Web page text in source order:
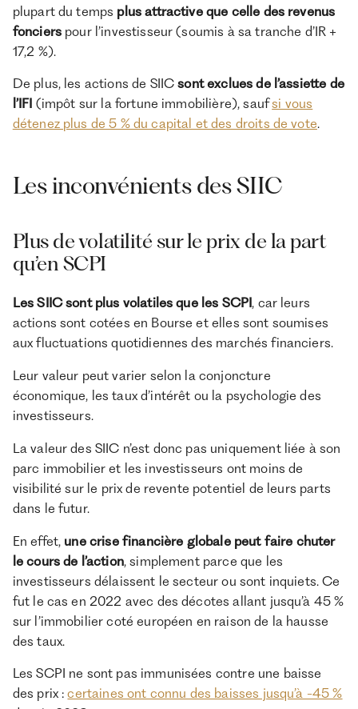
plupart du temps plus attractive que celle des revenus
fonciers pour l’investisseur (soumis à sa tranche d’IR +
17,2 %).
De plus, les actions de SIICsont exclues de l’assiette de
l’IFI (impôt sur la fortune immobilière), saufsi vous
détenez plus de 5 % du capital et des droits de vote.
Les inconvénients des SIIC
Plus de volatilité sur le prix de la part
qu’en SCPI
Les SIIC sont plus volatiles que les SCPI, car leurs
actions sont cotées en Bourse et elles sont soumises
aux fluctuations quotidiennes des marchés financiers.
Leur valeur peut varier selon la conjoncture
économique, les taux d’intérêt ou la psychologie des
investisseurs.
La valeur des SIIC n’est donc pas uniquement liée à son
parc immobilier et les investisseurs ont moins de
visibilité sur le prix de revente potentiel de leurs parts
dans le futur.
En effet, une crise financière globale peut faire chuter
le cours de l’action, simplement parce que les
investisseurs délaissent le secteur ou sont inquiets. Ce
fut le cas en 2022 avec des décotes allant jusqu’à 45 %
sur l’immobilier coté européen en raison de la hausse
des taux.
Les SCPI ne sont pas immunisées contre une baisse
des prix :certaines ont connu des baisses jusqu’à -45 %